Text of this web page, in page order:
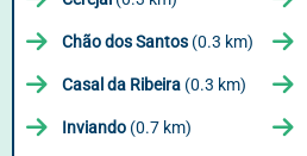
Chão dos Santos (0.3 km)
Casal da Ribeira (0.3 km)
Inviando (0.7 km)